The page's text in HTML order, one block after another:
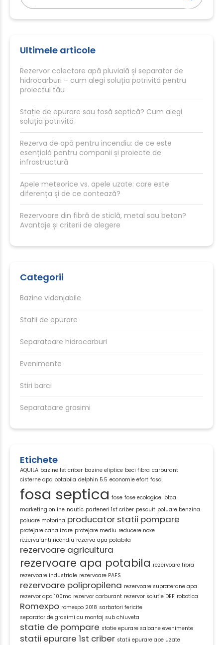
Ultimele articole
Rezervor colectare apă pluvială și separator de
hidrocarburi – cum alegi soluția potrivită pentru
proiectul tău
Stație de epurare sau fosă septică? Cum alegi
soluția potrivită
Rezerva de apă pentru incendiu: de ce este
esențială pentru companii și proiecte de
infrastructură
Apele meteorice vs. apele uzate: care este
diferența și de ce contează?
Rezervoare din fibră de sticlă, metal sau beton?
Avantaje și criterii de alegere
Categorii
Bazine vidanjabile
Statii de epurare
Separatoare hidrocarburi
Evenimente
Stiri barci
Separatoare grasimi
Etichete
AQUILA bazine 1st criber bazine eliptice beci fibra carburant
cisterne apa potabila delphin 5.5 economie efort fosa
fosa septica fose fose ecologice lotca
marketing online nautic parteneri 1st criber pescuit poluare benzina
poluare motorina producator statii pompare
protejare canalizare protejare mediu reducere noxe
rezerva antiincendiu rezerva apa potabila
rezervoare agricultura
rezervoare apa potabila rezervoare fibra
rezervoare industriale rezervoare PAFS
rezervoare polipropilena rezervoare supraterane apa
rezervor apa 100mc rezervor carburant rezervor solutie DEF robotica
Romexpo romexpo 2018 sarbatori fericite
separator de grasimi cu montaj sub chiuveta
statie de pompare statie epurare saloane evenimente
statii epurare 1st criber statii epurare ape uzate